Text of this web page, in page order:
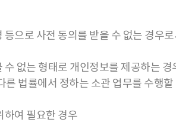
으로 사전 동의를 받을 수 없는 경우
없는 형태로 개인정보를 제공하는 경
법률에서 정하는 소관 업무를 수행
하여 필요한 경우